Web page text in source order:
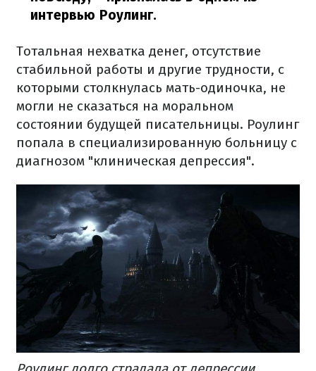
интервью Роулинг.
Тотальная нехватка денег, отсутствие
стабильной работы и другие трудности, с
которыми столкнулась мать-одиночка, не
могли не сказаться на моральном
состоянии будущей писательницы. Роулинг
попала в специализированную больницу с
диагнозом "клиническая депрессия".